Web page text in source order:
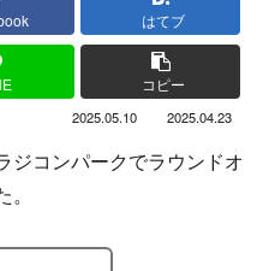
はてブ
コピー
2025.05.10 2025.04.23
ジコンパークでラウンドオ